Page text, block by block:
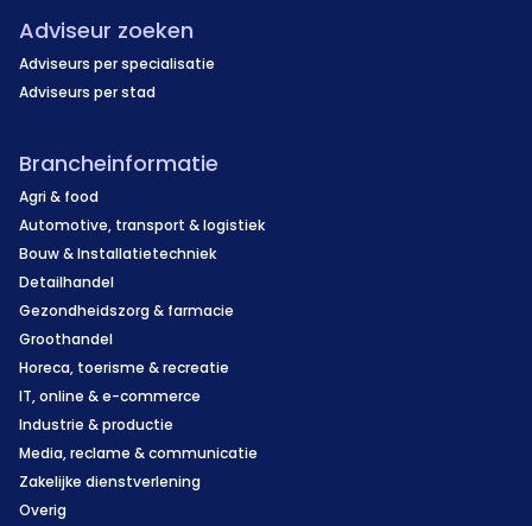
Adviseur zoeken
Adviseurs per specialisatie
Adviseurs per stad
Brancheinformatie
Agri & food
Automotive, transport & logistiek
Bouw & Installatietechniek
Detailhandel
Gezondheidszorg & farmacie
Groothandel
Horeca, toerisme & recreatie
IT, online & e-commerce
Industrie & productie
Media, reclame & communicatie
Zakelijke dienstverlening
Overig